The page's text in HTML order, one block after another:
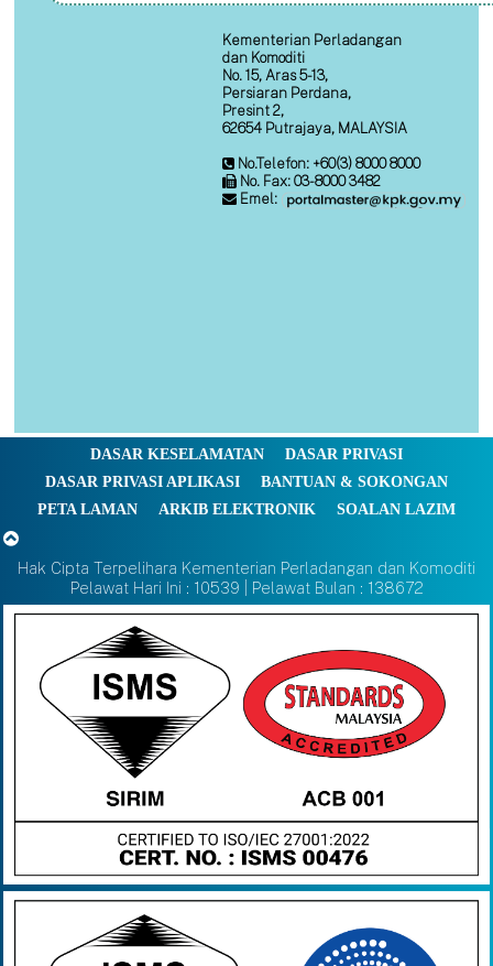
Kementerian Perladangan
dan Komoditi
No. 15, Aras 5-13,
Persiaran Perdana,
Presint 2,
62654 Putrajaya, MALAYSIA
No.Telefon: +60(3) 8000 8000
No. Fax: 03-8000 3482
Emel:
DASAR KESELAMATAN
DASAR PRIVASI
DASAR PRIVASI APLIKASI
BANTUAN & SOKONGAN
PETA LAMAN
ARKIB ELEKTRONIK SOALAN LAZIM
Hak Cipta Terpelihara Kementerian Perladangan dan Komoditi
Pelawat Hari Ini : 10539 | Pelawat Bulan : 138672